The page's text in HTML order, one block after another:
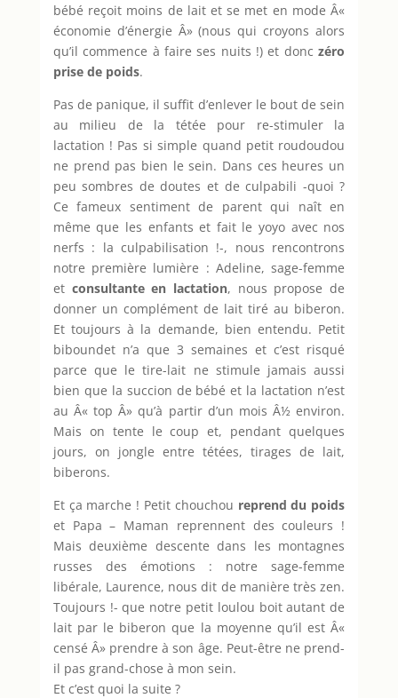
bébé reçoit moins de lait et se met en mode Â«
économie d’énergie Â» (nous qui croyons alors
qu’il commence à faire ses nuits !) et donczéro
prise de poids.
Pas de panique, il suffit d’enlever le bout de sein
au milieu de la tétée pour re-stimuler la
lactation ! Pas si simple quand petit roudoudou
ne prend pas bien le sein. Dans ces heures un
peu sombres de doutes et de culpabili -quoi ?
Ce fameux sentiment de parent qui naît en
même que les enfants et fait le yoyo avec nos
nerfs : la culpabilisation !-, nous rencontrons
notre première lumière : Adeline, sage-femme
et consultante en lactation, nous propose de
donner un complément de lait tiré au biberon.
Et toujours à la demande, bien entendu. Petit
biboundet n’a que 3 semaines et c’est risqué
parce que le tire-lait ne stimule jamais aussi
bien que la succion de bébé et la lactation n’est
au Â« top Â» qu’à partir d’un mois Â½ environ.
Mais on tente le coup et, pendant quelques
jours, on jongle entre tétées, tirages de lait,
biberons.
Et ça marche ! Petit chouchou reprend du poids
et Papa – Maman reprennent des couleurs !
Mais deuxième descente dans les montagnes
russes des émotions : notre sage-femme
libérale, Laurence, nous dit de manière très zen.
Toujours !- que notre petit loulou boit autant de
lait par le biberon que la moyenne qu’il est Â«
censé Â» prendre à son âge. Peut-être ne prend-
il pas grand-chose à mon sein.
Et c’est quoi la suite ?